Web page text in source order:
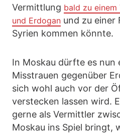
Vermittlung bald zu einem
und Erdogan und zu einer
Syrien kommen könnte.
In Moskau dürfte es nun
Misstrauen gegenüber
sich wohl auch vor der
verstecken lassen wird.
gerne als Vermittler
Moskau ins Spiel bringt,